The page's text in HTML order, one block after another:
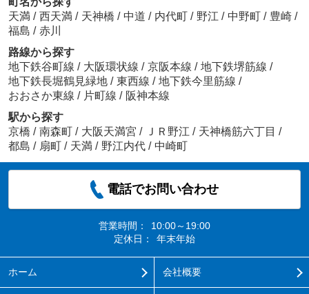
天満 / 西天満 / 天神橋 / 中道 / 内代町 / 野江 / 中野町 / 豊崎 /
福島 / 赤川
路線から探す
地下鉄谷町線 / 大阪環状線 / 京阪本線 / 地下鉄堺筋線 /
地下鉄長堀鶴見緑地 / 東西線 / 地下鉄今里筋線 /
おおさか東線 / 片町線 / 阪神本線
駅から探す
京橋 / 南森町 / 大阪天満宮 / ＪＲ野江 / 天神橋筋六丁目 /
都島 / 扇町 / 天満 / 野江内代 / 中崎町
電話でお問い合わせ
営業時間：
10:00～19:00
定休日：
年末年始
ホーム 会社概要